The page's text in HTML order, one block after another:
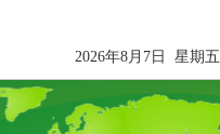
2026年8月7日 星期五